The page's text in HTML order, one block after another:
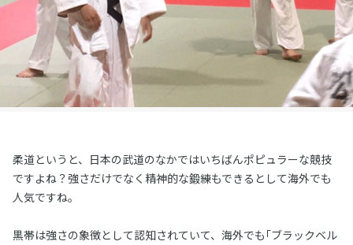
柔道というと、日本の武道のなかではいちばんポピュラーな競技
ですよね？強さだけでなく精神的な鍛練もできるとして海外でも
人気ですね。
黒帯は強さの象徴として認知されていて、海外でも｢ブラックベル